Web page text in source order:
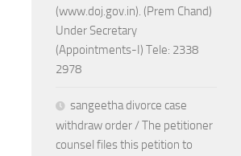
(www.doj.gov.in). (Prem Chand)
Under Secretary
(Appointments-I) Tele: 2338
2978
sangeetha divorce case
withdraw order / The petitioner
counsel files this petition to